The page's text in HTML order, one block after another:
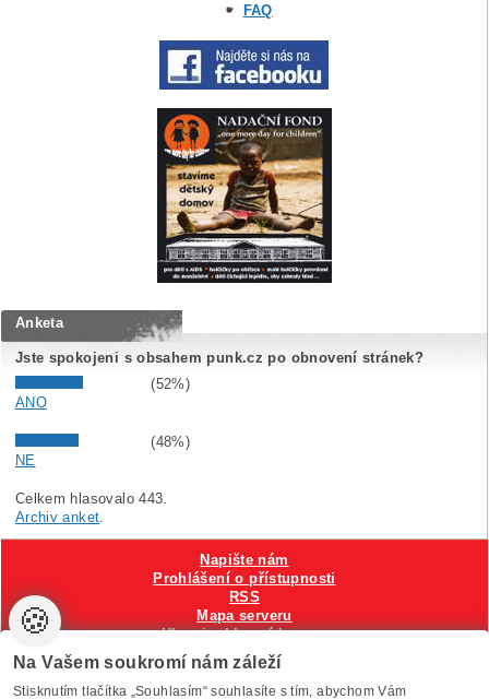
FAQ
Anketa
Jste spokojeni s obsahem punk.cz po obnovení stránek?
(52%)
ANO
(48%)
NE
Celkem hlasovalo 443.
Archiv anket
Napište nám
Prohlášení o přístupnosti
RSS
Mapa serveru
Hlavni reklamní banner
Nastavení cookies
🍪
Na Vašem soukromí nám záleží
Stisknutím tlačítka „Souhlasím“ souhlasíte s tím, abychom Vám